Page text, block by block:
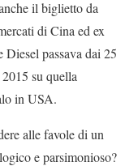
il biglietto da
di Cina ed ex
passava dai 25
su quella
in USA.
alle favole di un
e parsimonioso?